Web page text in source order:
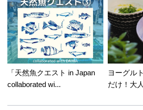
「天然魚クエスト in Japan
collaborated wi...
ヨーグル
だけ！大